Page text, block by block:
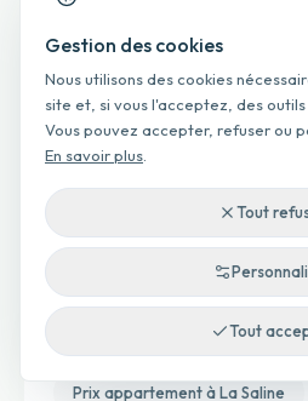
Maillage interne
Accès direct aux pages
explorer le marché
Par type de bien
Prix appartement à La Saline
Gestion des cookies
Nous utilisons des cookies
site et, si vous l'acceptez, des
Vous pouvez accepter, refuser ou
En savoir plus
Tout
Tout